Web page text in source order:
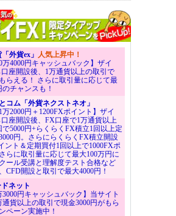
外貨ex」 人気上昇中！
万4000円キャッシュバック】ザイ
座開設後、1万通貨以上の取引で
らえる！ さらに取引量に応じて最
のチャンスも！
コム「外貨ネクストネオ」
万2000円＋1200FXポイント】ザイ
座開設後、FX口座で1万通貨以上
で5000円+らくらくFX積立1回以上定
円。さらにらくらくFX積立開設
ント＆定期買付1回以上で1000FXポ
らに取引量に応じて最大100万円に
ール受講と理解度テスト合格など
CFD開設と取引で最大4000円！
ネット
3000円キャッシュバック】当サイト
通貨以上の取引で現金3000円がもら
ペーン実施中！